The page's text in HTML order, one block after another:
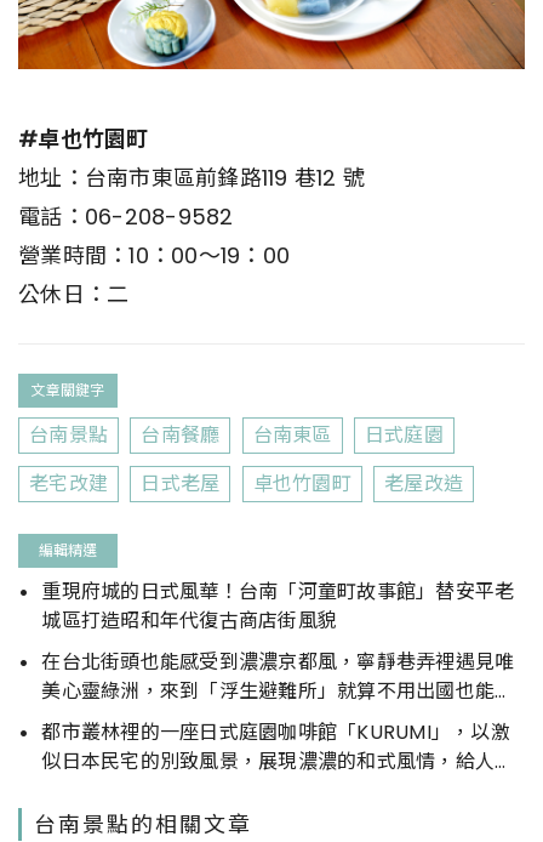
#卓也竹園町
地址：台南市東區前鋒路119 巷12 號
電話：06-208-9582
營業時間：10：00～19：00
公休日：二
文章關鍵字
台南景點 台南餐廳 台南東區
日式庭園
老宅改建
日式老屋 卓也竹園町 老屋改造
編輯精選
重現府城的日式風華！台南「河童町故事館」替安平老
城區打造昭和年代復古商店街風貌
在台北街頭也能感受到濃濃京都風，寧靜巷弄裡遇見唯
美心靈綠洲，來到「浮生避難所」就算不用出國也能體
驗在日本的恬靜氛圍
都市叢林裡的一座日式庭園咖啡館「KURUMI」，以激
似日本民宅的別致風景，展現濃濃的和式風情，給人一
台南景點的相關文章